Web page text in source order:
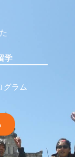
学
グラム
す。